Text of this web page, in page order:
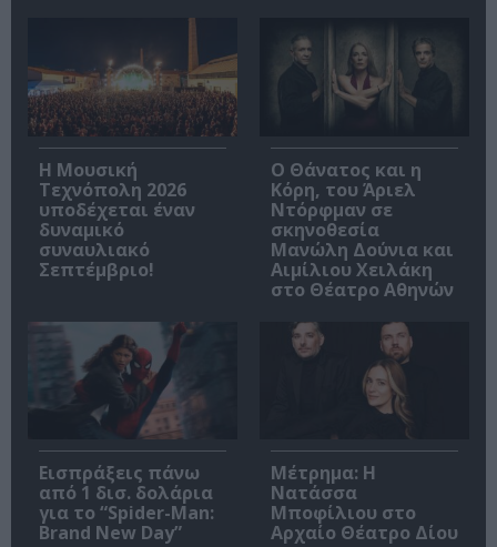
Η Μουσική
Τεχνόπολη 2026
υποδέχεται έναν
δυναμικό
συναυλιακό
Σεπτέμβριο!
Ο Θάνατος και η
Κόρη, του Άριελ
Ντόρφμαν σε
σκηνοθεσία
Μανώλη Δούνια και
Αιμίλιου Χειλάκη
στο Θέατρο Αθηνών
Εισπράξεις πάνω
από 1 δισ. δολάρια
για το “Spider-Man:
Brand New Day”
Μέτρημα: Η
Νατάσσα
Μποφίλιου στο
Αρχαίο Θέατρο Δίου